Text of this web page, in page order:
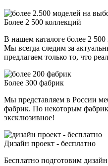
Более 2 500 коллекций
В нашем каталоге более 2
Мы всегда следим за
предлагаем только то, что
Более 300 фабрик
Мы представляем в России
фабрик. По некоторым
эксклюзивное!
Дизайн проект - бесплатно
Бесплатно подготовим